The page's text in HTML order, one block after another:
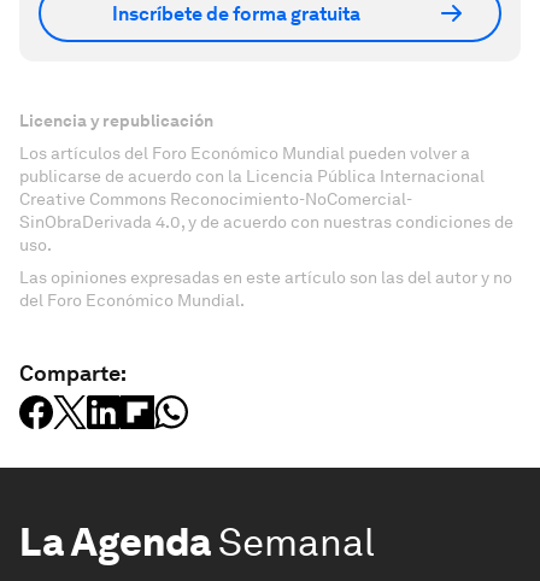
Inscríbete de forma gratuita
Licencia y republicación
Los artículos del Foro Económico Mundial pueden volver a
publicarse de acuerdo con la Licencia Pública Internacional
Creative Commons Reconocimiento-NoComercial-
SinObraDerivada 4.0, y de acuerdo con nuestras condiciones de
uso.
Las opiniones expresadas en este artículo son las del autor y no
del Foro Económico Mundial.
Comparte:
La AgendaSemanal